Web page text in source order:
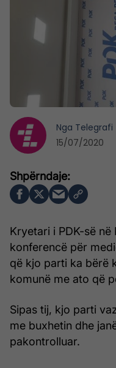
Kryetari i PDK-së në
konferencë për
që kjo parti ka bërë
komunë me ato që
Sipas tij, kjo parti
me buxhetin dhe
pakontrolluar.
Nga Telegrafi
15/07/2020